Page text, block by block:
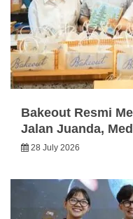
Bakeout Resmi
Jalan Juanda,
28 July 2026